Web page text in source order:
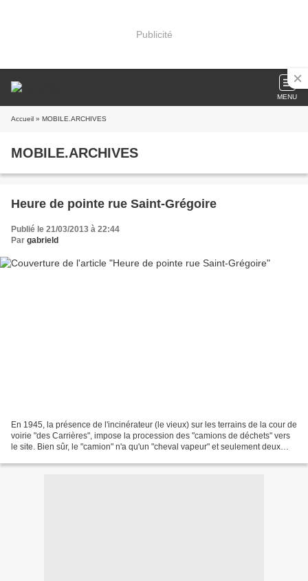
Publicité
MENU
Accueil » MOBILE.ARCHIVES
MOBILE.ARCHIVES
Heure de pointe rue Saint-Grégoire
Publié le 21/03/2013 à 22:44
Par gabrield
En 1945, la présence de l'incinérateur (le vieux) sur les terrains de la cour de
voirie "des Carrières", impose la procession des "camions de déchets" vers
le site. Bien sûr, le "camion" n'a qu'un "cheval vapeur" et seulement deux